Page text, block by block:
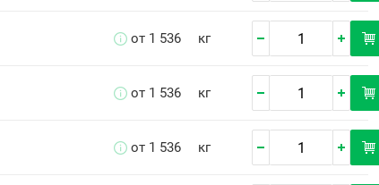
от 1 536 кг
от 1 536 кг
от 1 536 кг